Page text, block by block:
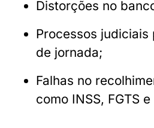
Distorções no
Processos
de jornada;
Falhas no
como INSS, FGTS e